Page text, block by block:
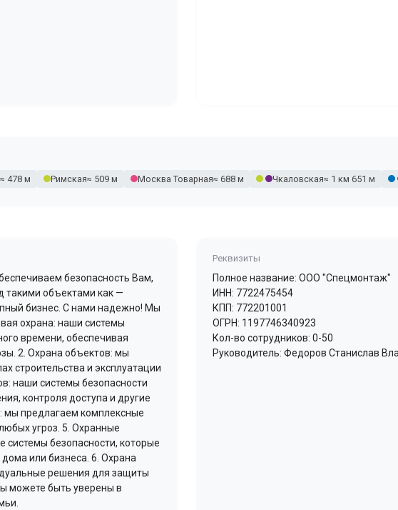
≈ 478 м Римская≈ 509 м Москва Товарная≈ 688 м Чкаловская≈ 1 км 651 м
безопасность Вам,
такими объектами как —
бизнес. С нами надежно! Мы
охрана: наши системы
времени, обеспечивая
2. Охрана объектов: мы
строительства и эксплуатации
наши системы безопасности
контроля доступа и другие
мы предлагаем комплексные
угроз. 5. Охранные
безопасности, которые
или бизнеса. 6. Охрана
решения для защиты
можете быть уверены в
Реквизиты
Полное название: ООО "Спецмонтаж"
ИНН: 7722475454
КПП: 772201001
ОГРН: 1197746340923
Кол-во сотрудников: 0-50
Руководитель: Федоров Станислав